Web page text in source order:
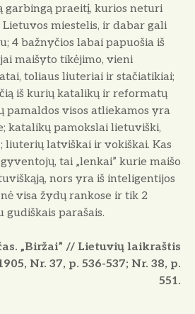
garbingą praeitį, kurios neturi
miestelis, ir dabar gali
4 bažnyčios labai papuošia iš
maišyto tikėjimo, vieni
toliaus liuteriai ir stačiatikiai;
iš kurių katalikų ir reformatų
pamaldos visos atliekamos yra
katalikų pamokslai lietuviški,
liuterių latviškai ir vokiškai. Kas
tai „lenkai” kurie maišo
nors yra iš inteligentijos
visa žydų rankose ir tik 2
gudiškais parašais.
„Biržai” // Lietuvių laikraštis
Nr. 37, p. 536-537; Nr. 38, p.
551.